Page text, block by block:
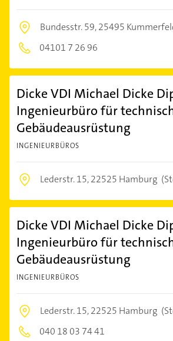
Bundesstr. 59,25495
04101 7 26 96
Dicke VDI Michael Dicke
Ingenieurbüro für
Gebäudeausrüstung
INGENIEURBÜROS
Lederstr. 15,22525 Hamburg
Dicke VDI Michael Dicke
Ingenieurbüro für
Gebäudeausrüstung
INGENIEURBÜROS
Lederstr. 15,22525 Hamburg
040 18 03 74 41